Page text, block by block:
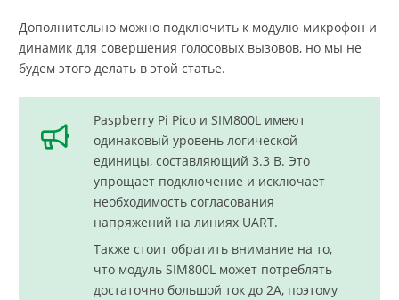
Дополнительно можно подключить к модулю микрофон и
динамик для совершения голосовых вызовов, но мы не
будем этого делать в этой статье.
Рaspberry Pi Pico и SIM800L имеют
одинаковый уровень логической
единицы, составляющий 3.3 В. Это
упрощает подключение и исключает
необходимость согласования
напряжений на линиях UART.
Также стоит обратить внимание на то,
что модуль SIM800L может потреблять
достаточно большой ток до 2А, поэтому